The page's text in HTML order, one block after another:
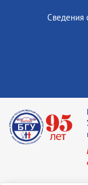
Сведения